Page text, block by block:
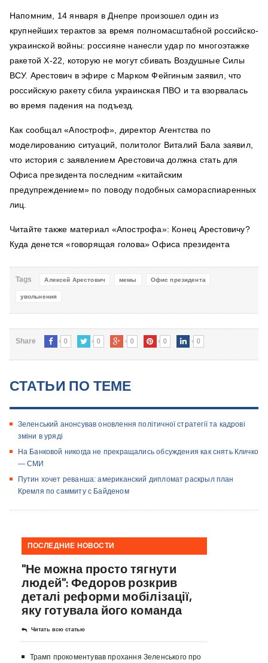
Напомним, 14 января в Днепре произошел один из
крупнейших терактов за время полномасштабной российско-
украинской войны: россияне нанесли удар по многоэтажке
ракетой Х-22, которую не могут сбивать Воздушные Силы
ВСУ. Арестович в эфире с Марком Фейгиным заявил, что
российскую ракету сбила украинская ПВО и та взорвалась
во время падения на подъезд.
Как сообщал «Апостроф», директор Агентства по
моделированию ситуаций, политолог Виталий Бала заявил,
что история с заявлением Арестовича должна стать для
Офиса президента последним «китайским
предупреждением» по поводу подобных самораспиаренных
лиц.
Читайте также материал «Апострофа»: Конец Арестовичу?
Куда денется «говорящая голова» Офиса президента
Tags Алексей Арестович мемы Офис президента
увольнения
Share 0 0 0 0 0
СТАТЬИ ПО ТЕМЕ
Зеленський анонсував оновлення політичної стратегії та кадрові
зміни в уряді
На Банковой никогда не прекращались обсуждения как снять Кличко
— СМИ
Путин хочет реванша: американский дипломат раскрыл план
Кремля по саммиту с Байденом
ПОСЛЕДНИЕ НОВОСТИ
"Не можна просто тягнути
людей": Федоров розкрив
деталі реформи мобілізації,
яку готувала його команда
Читать всю статью
Трамп прокоментував прохання Зеленського про